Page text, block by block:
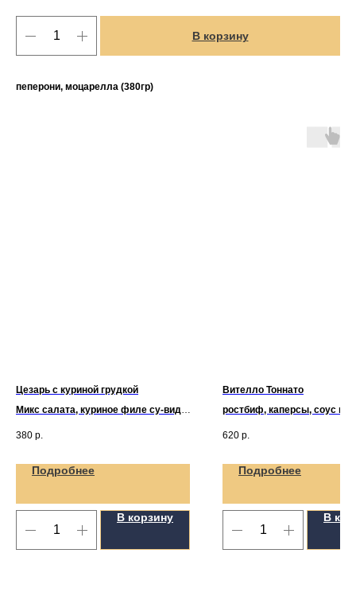
В корзину
пеперони, моцарелла (380гр)
Цезарь с куриной грудкой
Микс салата, куриное филе су-вид,
сухарики.
380 р.
Подробнее
В корзину
Вителло Тоннато
ростбиф, каперсы, соус
620 р.
Подробнее
В